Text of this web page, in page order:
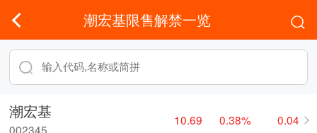
潮宏基限售解禁一览
潮宏基
002345
10.69 0.38% 0.04